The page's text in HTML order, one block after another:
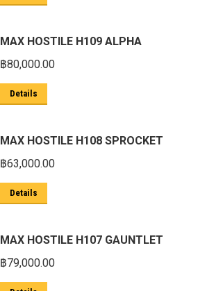
MAX HOSTILE H109 ALPHA
฿80,000.00
Details
MAX HOSTILE H108 SPROCKET
฿63,000.00
Details
MAX HOSTILE H107 GAUNTLET
฿79,000.00